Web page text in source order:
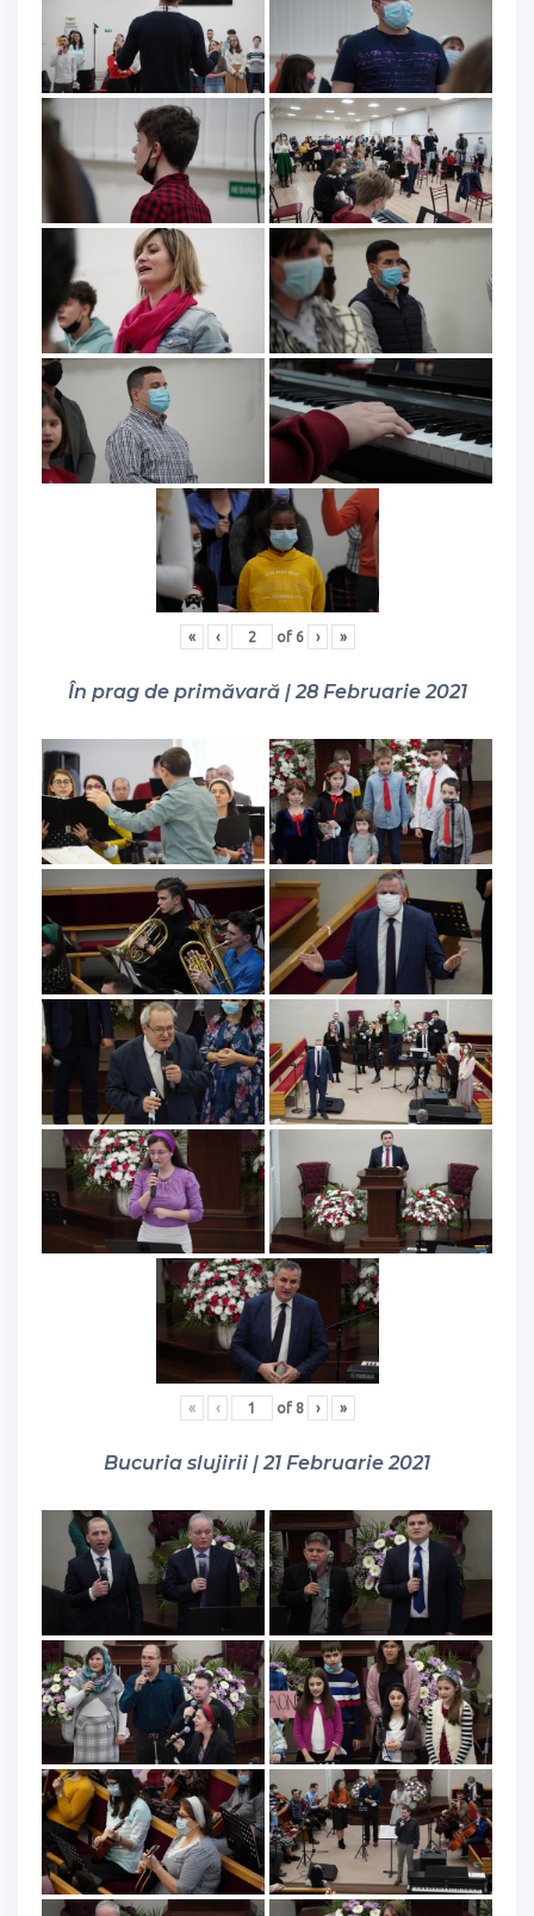
« ‹ of 6 › »
În prag de primăvară | 28 Februarie 2021
« ‹ of 8 › »
Bucuria slujirii | 21 Februarie 2021